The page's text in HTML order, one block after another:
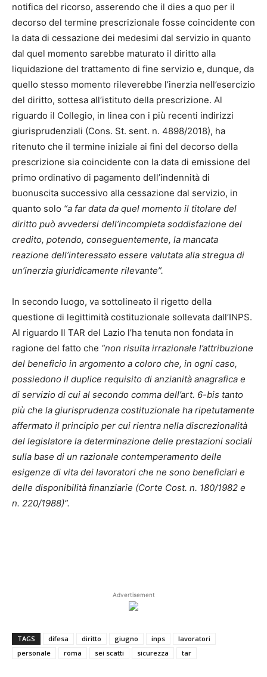
notifica del ricorso, asserendo che il dies a quo per il
decorso del termine prescrizionale fosse coincidente con
la data di cessazione dei medesimi dal servizio in quanto
dal quel momento sarebbe maturato il diritto alla
liquidazione del trattamento di fine servizio e, dunque, da
quello stesso momento rileverebbe l’inerzia nell’esercizio
del diritto, sottesa all’istituto della prescrizione. Al
riguardo il Collegio, in linea con i più recenti indirizzi
giurisprudenziali (Cons. St. sent. n. 4898/2018), ha
ritenuto che il termine iniziale ai fini del decorso della
prescrizione sia coincidente con la data di emissione del
primo ordinativo di pagamento dell’indennità di
buonuscita successivo alla cessazione dal servizio, in
quanto solo “a far data da quel momento il titolare del
diritto può avvedersi dell’incompleta soddisfazione del
credito, potendo, conseguentemente, la mancata
reazione dell’interessato essere valutata alla stregua di
un’inerzia giuridicamente rilevante”.
In secondo luogo, va sottolineato il rigetto della
questione di legittimità costituzionale sollevata dall’INPS.
Al riguardo Il TAR del Lazio l’ha tenuta non fondata in
ragione del fatto che “non risulta irrazionale l’attribuzione
del beneficio in argomento a coloro che, in ogni caso,
possiedono il duplice requisito di anzianità anagrafica e
di servizio di cui al secondo comma dell’art. 6-bis tanto
più che la giurisprudenza costituzionale ha ripetutamente
affermato il principio per cui rientra nella discrezionalità
del legislatore la determinazione delle prestazioni sociali
sulla base di un razionale contemperamento delle
esigenze di vita dei lavoratori che ne sono beneficiari e
delle disponibilità finanziarie (Corte Cost. n. 180/1982 e
n. 220/1988)”.
Advertisement
TAGS difesa diritto giugno inps
lavoratori
personale
roma sei scatti sicurezza tar